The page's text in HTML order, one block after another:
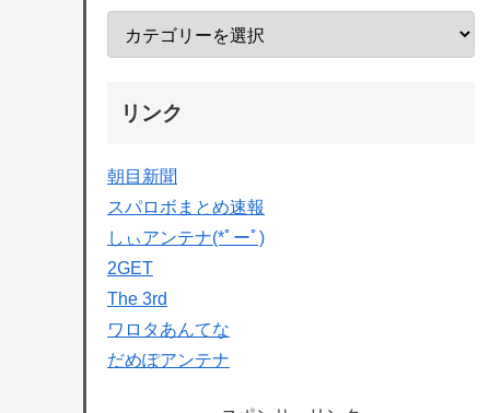
リンク
朝目新聞
スパロボまとめ速報
しぃアンテナ(*ﾟーﾟ)
2GET
The 3rd
ワロタあんてな
だめぽアンテナ